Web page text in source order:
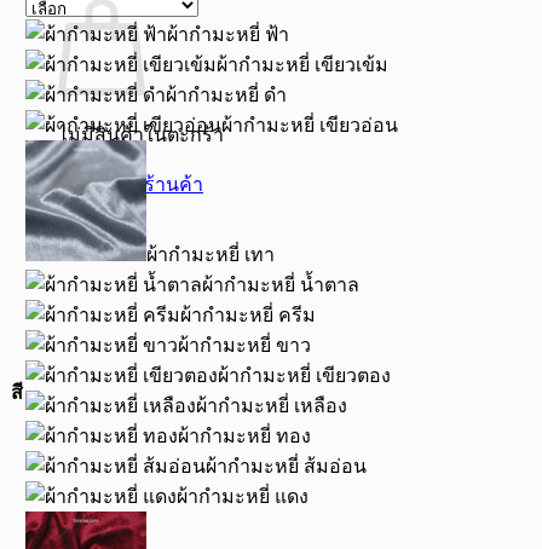
ไม่มีสินค้าในตะกร้า
กลับสู่หน้าร้านค้า
สี
ผ้ากำมะหยี่ ฟ้า
ผ้ากำมะหยี่ เขียวเข้ม
ผ้ากำมะหยี่ ดำ
ผ้ากำมะหยี่ เขียวอ่อน
ผ้ากำมะหยี่ เทา
ผ้ากำมะหยี่ น้ำตาล
ผ้ากำมะหยี่ ครีม
ผ้ากำมะหยี่ ขาว
ผ้ากำมะหยี่ เขียวตอง
ผ้ากำมะหยี่ เหลือง
ผ้ากำมะหยี่ ทอง
ผ้ากำมะหยี่ ส้มอ่อน
ผ้ากำมะหยี่ แดง